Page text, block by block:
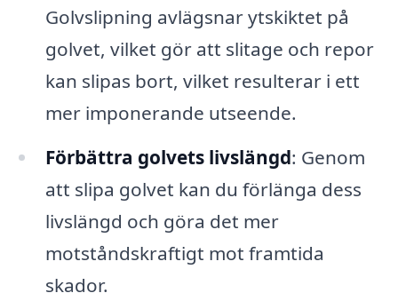
Golvslipning avlägsnar ytskiktet på
golvet, vilket gör att slitage och repor
kan slipas bort, vilket resulterar i ett
mer imponerande utseende.
Förbättra golvets livslängd: Genom
att slipa golvet kan du förlänga dess
livslängd och göra det mer
motståndskraftigt mot framtida
skador.